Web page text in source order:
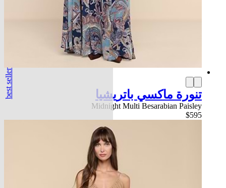
best seller تنورة ماكسي باتريشيا
Midnight Multi Besarabian Paisley
$595